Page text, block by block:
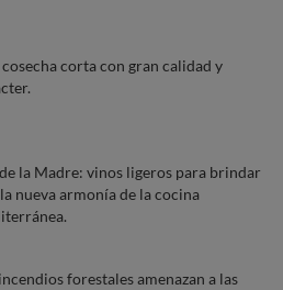
cosecha corta con gran calidad y
la Madre: vinos ligeros para brindar
nueva armonía de la cocina
forestales amenazan a las